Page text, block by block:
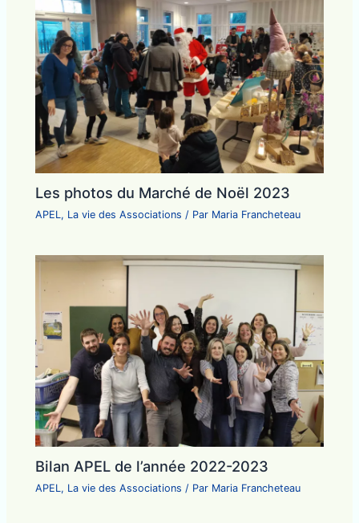
Les photos du Marché de Noël 2023
APEL, La vie des Associations / Par Maria Francheteau
Bilan APEL de l’année 2022-2023
APEL , La vie des Associations / Par Maria Francheteau